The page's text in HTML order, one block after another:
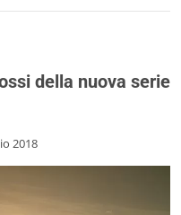
della nuova serie
2018